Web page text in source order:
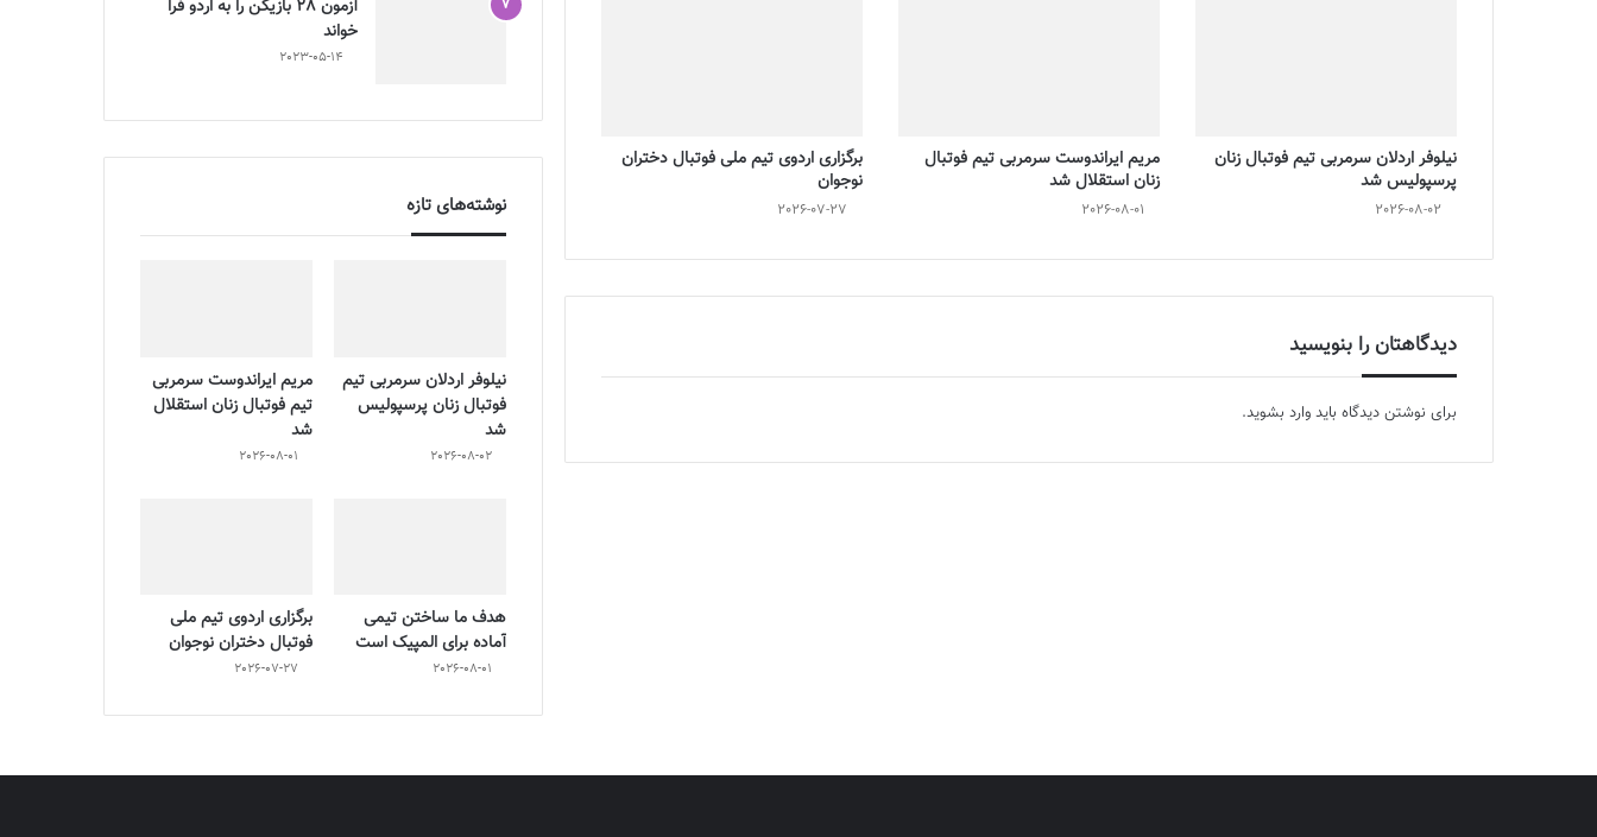
نیلوفر اردلان سرمربی تیم فوتبال زنان
پرسپولیس شد
2026-08-02
مریم ایراندوست سرمربی تیم فوتبال
زنان استقلال شد
2026-08-01
برگزاری اردوی تیم ملی فوتبال دختران
نوجوان
2026-07-27
دیدگاهتان را بنویسید
برای نوشتن دیدگاه باید وارد بشوید.
آزمون 28 بازیکن را به اردو فرا
خواند
2023-05-14
نوشته‌های تازه
نیلوفر اردلان سرمربی تیم
فوتبال زنان پرسپولیس
شد
2026-08-02
مریم ایراندوست سرمربی
تیم فوتبال زنان استقلال
شد
2026-08-01
هدف ما ساختن تیمی
آماده برای المپیک است
2026-08-01
برگزاری اردوی تیم ملی
فوتبال دختران نوجوان
2026-07-27